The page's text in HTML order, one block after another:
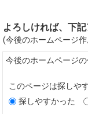
よろしければ、下
(今後のホームページ
今後のホームページ
このページは探しや
探しやすかった